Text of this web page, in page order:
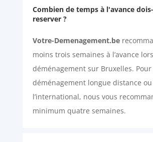
Combien de temps à l'avance
reserver ?
Votre-Demenagement.be
moins trois semaines à l’avance
déménagement sur Bruxelles. Pour
déménagement longue distance ou
l’international, nous vous
minimum quatre semaines.